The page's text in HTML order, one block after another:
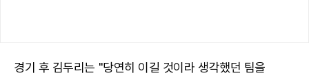
경기 후 김두리는 "당연히 이길 것이라 생각했던 팀을